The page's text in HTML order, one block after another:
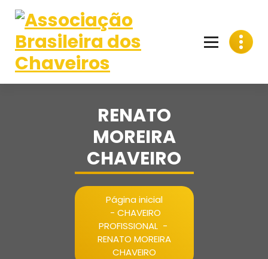
para
conteúdo
RENATO
MOREIRA
CHAVEIRO
Página inicial
- CHAVEIRO
PROFISSIONAL-
RENATO MOREIRA
CHAVEIRO